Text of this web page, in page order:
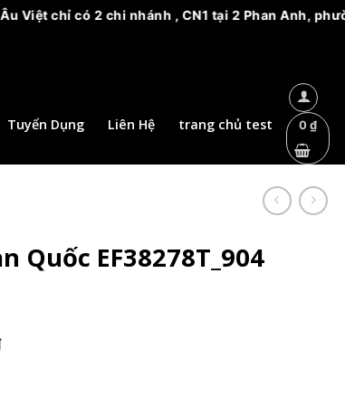
, CN1 tại 2 Phan Anh, phường 14, quận 6. Và
Tuyển Dụng Liên Hệ trang chủ test 0₫
Quốc EF38278T_904
Giá